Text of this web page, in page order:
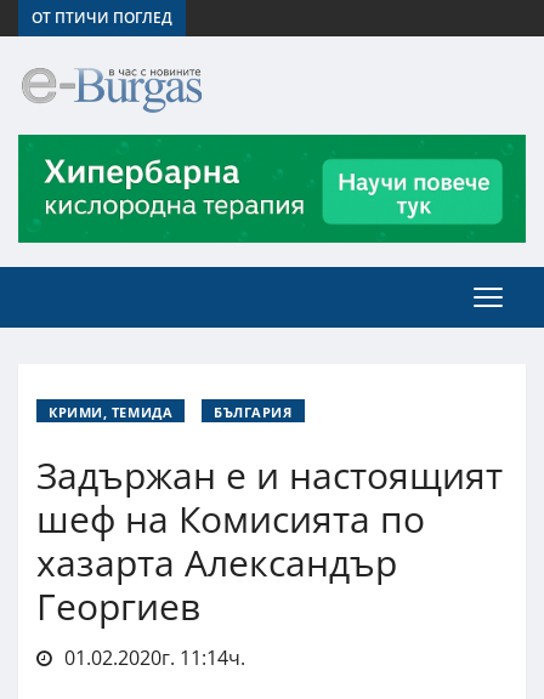
ОТ ПТИЧИ ПОГЛЕД
КРИМИ, ТЕМИДА БЪЛГАРИЯ
Задържан е и настоящият
шеф на Комисията по
хазарта Александър
Георгиев
01.02.2020г. 11:14ч.